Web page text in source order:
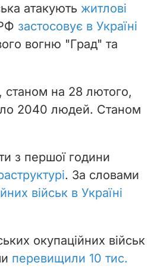
атакують житлові
застосовує в Україні
вогню "Град" та
станом на 28 лютого,
2040 людей. Станом
з першої години
. За словами
військ в Україні
окупаційних військ
перевищили 10 тис.